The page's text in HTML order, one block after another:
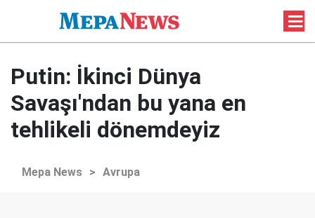
Putin: İkinci Dünya
Savaşı'ndan bu yana en
tehlikeli dönemdeyiz
Mepa News > Avrupa